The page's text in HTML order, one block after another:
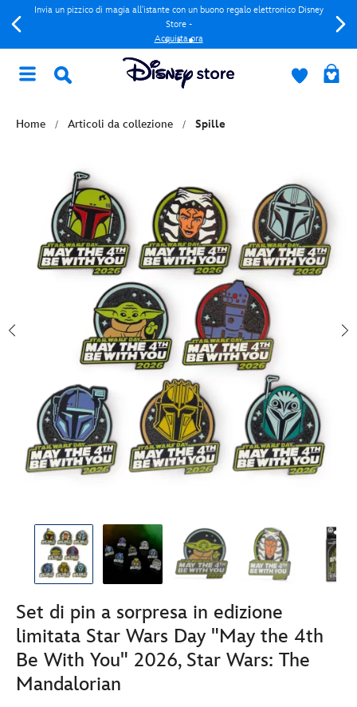
Invia un pizzico di magia all'istante con un buono regalo elettronico Disney
Store -
Acquista ora
Home Articoli da collezione Spille
Set di pin a sorpresa in edizione
limitata Star Wars Day "May the 4th
Be With You" 2026, Star Wars: The
Mandalorian